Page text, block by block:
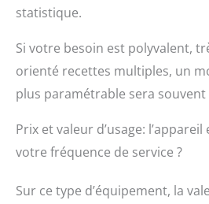
statistique.
Si votre besoin est polyvalent,
orienté recettes multiples, un
plus paramétrable sera
Prix et valeur d’usage:
votre fréquence de service ?
Sur ce type d’équipement, la